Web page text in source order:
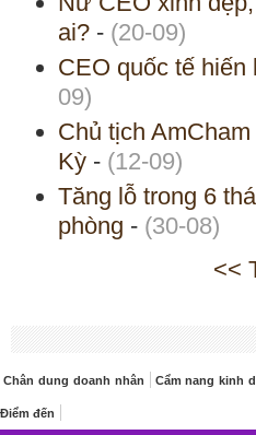
ai? - (20-09)
CEO quốc tế hiến
09)
Chủ tịch
Kỳ - (12-09)
Tăng lỗ trong 6
phòng - (30-08)
<<
Chân dung doanh nhân Cẩm nang kinh
Điểm đến